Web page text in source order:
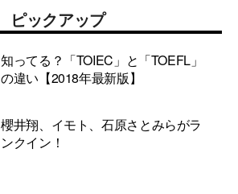
ピックアップ
知ってる？「TOIEC」と「TOEFL」
の違い【2018年最新版】
櫻井翔、イモト、石原さとみらがラ
ンクイン！